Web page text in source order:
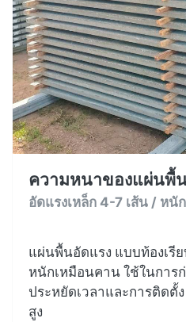
ความหนาของแผ่นพื้
อัดแรงเหล็ก 4-7 เส้น / หนั
แผ่นพื้นอัดแรง แบบท้องเรี
หนักเหมือนคาน ใช้ในการ
ประหยัดเวลาและการติด
สูง